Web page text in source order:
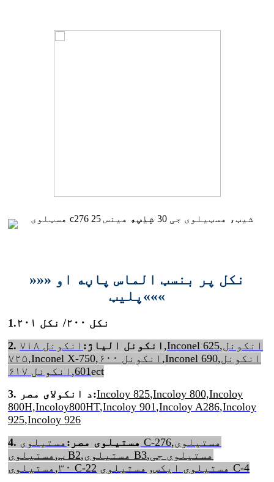
»»» نکل پر بنسټ الماس پاڼه او
پلیټ«««
1.
نکل ۲۰۰/ نکل ۲۰۱
2. انکونل الیاژ: انکونل ۷۱۸ ,Inconel 625,انکونل
۷۲۵,Inconel X-750, انکونل ۶۰۰ ,Inconel 690,انکونل
601
, انکونل ۶۱۷
ect
3. د انکولای مصر:Incoloy 825,Incoloy 800,Incoloy
800H,Incoloy800HT,Incoloy 901 ,Incoloy A286,Incoloy
925,Incoloy 926
4. هستیلوی مصر: هستیلوی C-276, هستیلوی
ب, هستیلوی B2, هستیلوی B3,هستیلوی جی
۳۰ , هستیلوی C-22 هستیلوی ایکس,
هستیلوی C-4